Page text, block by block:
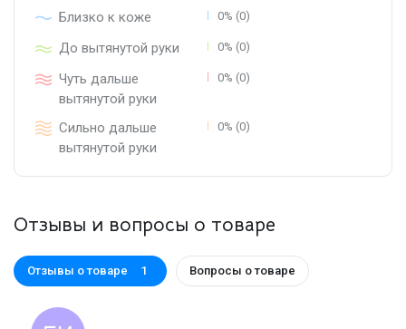
Близко к коже 0% (0)
До вытянутой руки 0% (0)
Чуть дальше
вытянутой руки
0% (0)
Сильно дальше
вытянутой руки
0% (0)
Отзывы и вопросы о товаре
Отзывы о товаре 1 Вопросы о товаре